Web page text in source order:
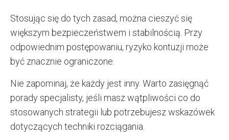
Stosując się do tych zasad, można cieszyć się
większym bezpieczeństwem i stabilnością. Przy
odpowiednim postępowaniu, ryzyko kontuzji może
być znacznie ograniczone.
Nie zapominaj, że każdy jest inny. Warto zasięgnąć
porady specjalisty, jeśli masz wątpliwości co do
stosowanych strategii lub potrzebujesz wskazówek
dotyczących techniki rozciągania.